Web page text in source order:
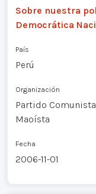
Sobre nuestra
Democrática
País
Perú
Organización
Partido
Maoísta
Fecha
2006-11-01